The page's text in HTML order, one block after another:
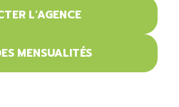
L'AGENCE
MENSUALITÉS